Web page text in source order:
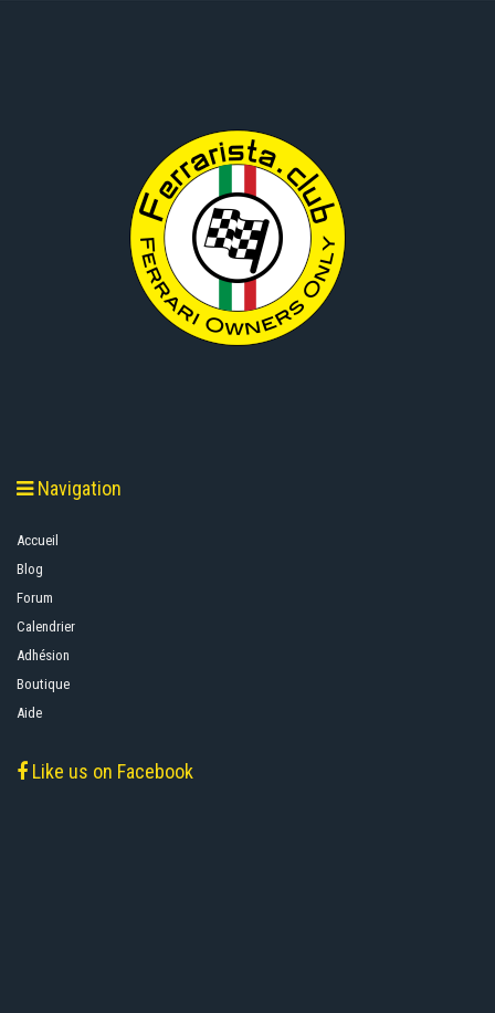
Navigation
Accueil
Blog
Forum
Calendrier
Adhésion
Boutique
Aide
Like us on Facebook